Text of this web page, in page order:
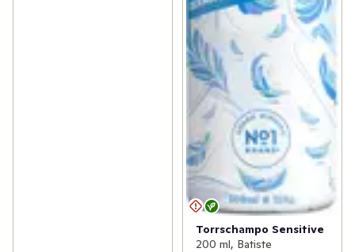
Torrschampo Sensitive
200 ml, Batiste